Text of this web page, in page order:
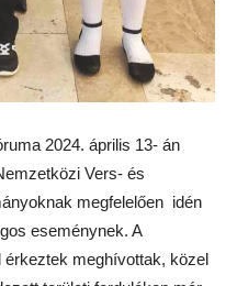
2024. április 13- án
Vers- és
megfelelően idén
eseménynek. A
érkeztek meghívottak, közel